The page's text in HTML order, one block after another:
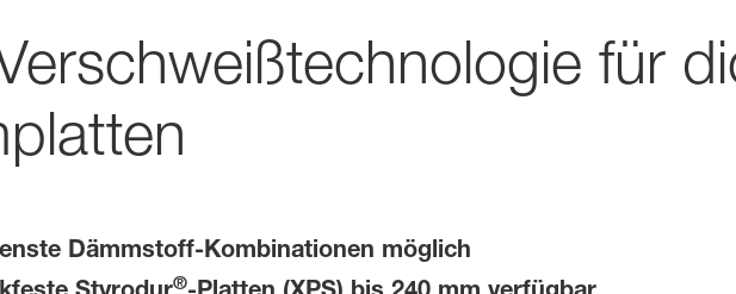
für
Dämmstoff-Kombinationen möglich
®